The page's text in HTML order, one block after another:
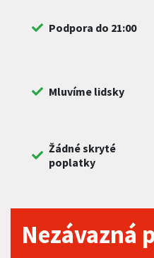
Podpora do 21:00
Mluvíme lidsky
Žádné skryté
poplatky
Nezávazná